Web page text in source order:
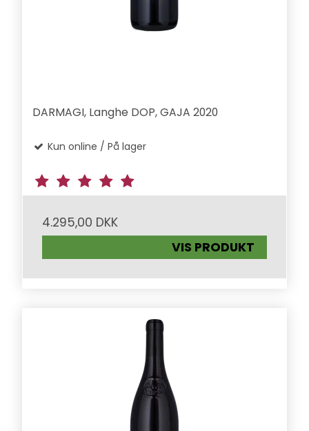
DARMAGI, Langhe DOP, GAJA 2020
Kun online / På lager
4.295,00 DKK
VIS PRODUKT